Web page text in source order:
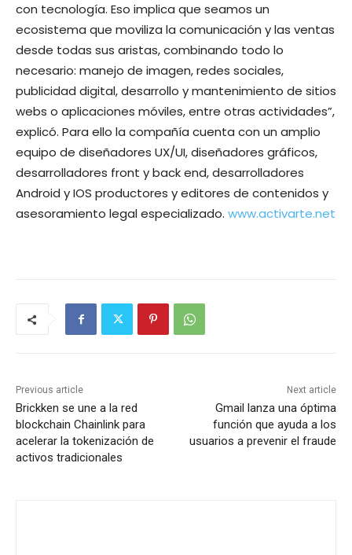
con tecnología. Eso implica que seamos un
ecosistema que moviliza la comunicación y las ventas
desde todas sus aristas, combinando todo lo
necesario: manejo de imagen, redes sociales,
publicidad digital, desarrollo y mantenimiento de sitios
webs o aplicaciones móviles, entre otras actividades”,
explicó. Para ello la compañía cuenta con un amplio
equipo de diseñadores UX/UI, diseñadores gráficos,
desarrolladores front y back end, desarrolladores
Android y IOS productores y editores de contenidos y
asesoramiento legal especializado. www.activarte.net
Previous article
Brickken se une a la red
blockchain Chainlink para
acelerar la tokenización de
activos tradicionales
Next article
Gmail lanza una óptima
función que ayuda a los
usuarios a prevenir el fraude